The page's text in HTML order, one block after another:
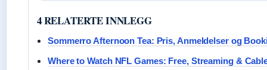
4 RELATERTE INNLEGG
Sommerro Afternoon Tea: Pris, Anmeldelser og
Where to Watch NFL Games: Free, Streaming &